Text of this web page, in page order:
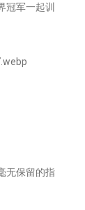
冠军一起训
无保留的指